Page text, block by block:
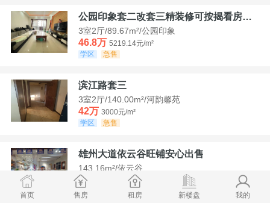
公园印象套二改套三精装修可按揭看房方便
3室2厅/89.67m²/公园印象
46.8万 5219.14元/m²
学区
急售
滨江路套三
3室2厅/140.00m²/河韵馨苑
42万 3000元/m²
学区
急售
雄州大道依云谷旺铺安心出售
143.16m²/依云谷
178.8万
12489.52元/m²
学区
首页 售房 租房 新楼盘 我的